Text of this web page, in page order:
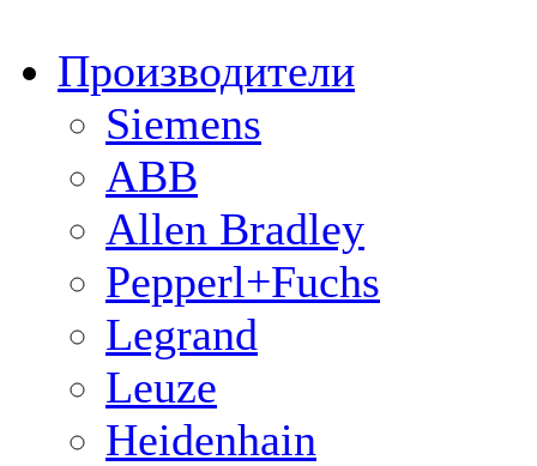
Производители
Siemens
ABB
Allen Bradley
Pepperl+Fuchs
Legrand
Leuze
Heidenhain